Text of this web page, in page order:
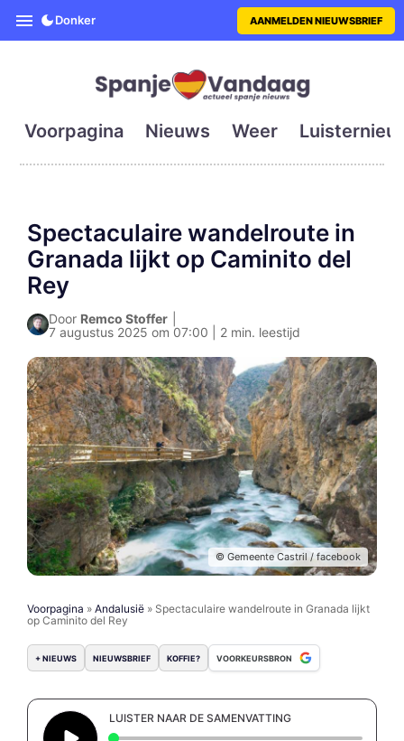
SpanjeVandaag is de eerste
Donker AANMELDEN NIEUWSBRIEF
Voorpagina Nieuws Weer
Spectaculaire wandelroute in
Granada lijkt op Caminito del
Rey
Door Remco Stoffer
7 augustus 2025 om 07:00 | 2 min. leestijd
© Gemeente Castril / facebook
Voorpagina » Andalusië » Spectaculaire wandelroute in Granada lijkt
op Caminito del Rey
+ NIEUWS NIEUWSBRIEF KOFFIE? VOORKEURSBRON
LUISTER NAAR DE SAMENVATTING